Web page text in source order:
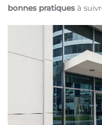
bonnes pratiques à